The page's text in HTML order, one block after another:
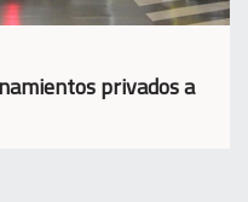
privados a